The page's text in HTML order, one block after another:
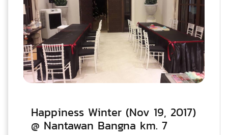
Happiness Winter (Nov 19, 2017)
@ Nantawan Bangna km. 7